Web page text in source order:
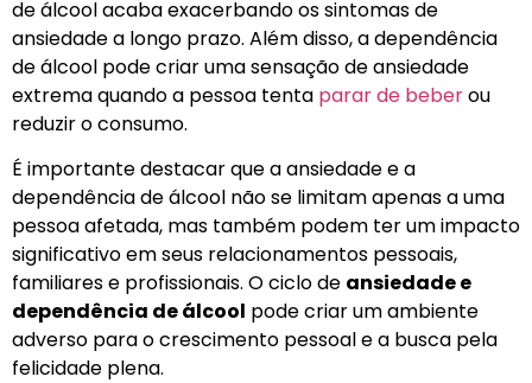
de álcool acaba exacerbando os sintomas de
ansiedade a longo prazo. Além disso, a dependência
de álcool pode criar uma sensação de ansiedade
extrema quando a pessoa tenta parar de beberou
reduzir o consumo.
É importante destacar que a ansiedade e a
dependência de álcool não se limitam apenas a uma
pessoa afetada, mas também podem ter um impacto
significativo em seus relacionamentos pessoais,
familiares e profissionais. O ciclo de ansiedade e
dependência de álcool pode criar um ambiente
adverso para o crescimento pessoal e a busca pela
felicidade plena.